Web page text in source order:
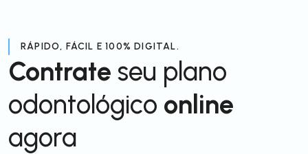
RÁPIDO, FÁCIL E 100% DIGITAL.
Contrate seu plano
odontológico online
agora